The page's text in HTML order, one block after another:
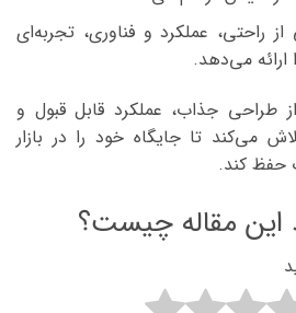
از راحتی، عملکرد و فناوری، تجربه‌ای
ارائه می‌دهد.
از طراحی جذاب، عملکرد قابل قبول و
می‌کند تا جایگاه خود را در بازار
حفظ کند.
این مقاله چیست؟